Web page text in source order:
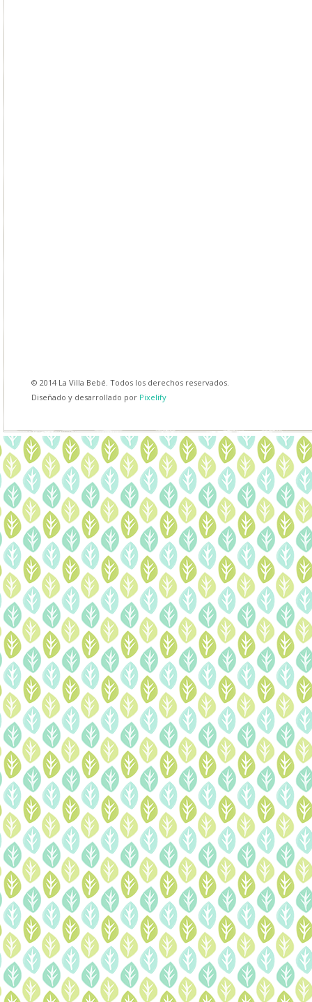
© 2014 La Villa Bebé. Todos los derechos reservados.
Diseñado y desarrollado por Pixelify